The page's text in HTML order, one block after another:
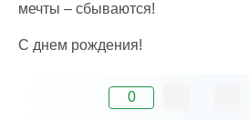
мечты – сбываются!
С днем рождения!
0